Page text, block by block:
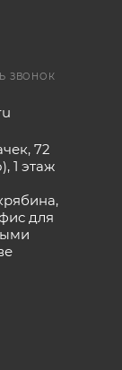
ЗВОНОК
72
1 этаж
для